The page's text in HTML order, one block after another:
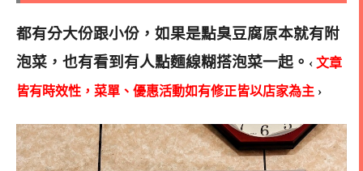
都有分大份跟小份，如果是點臭豆腐原本就有附
泡菜，也有看到有人點麵線糊搭泡菜一起 。 ‹ 文章
皆有時效性，菜單、優惠活動如有修正皆以店家為主 ›